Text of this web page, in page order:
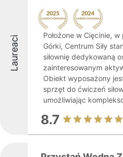
Laureaci
Położone w Cięcinie,
Górki, Centrum Siły
siłownię dedykowaną
zainteresowanym
Obiekt wyposażony
sprzęt do ćwiczeń
umożliwiając
8.7